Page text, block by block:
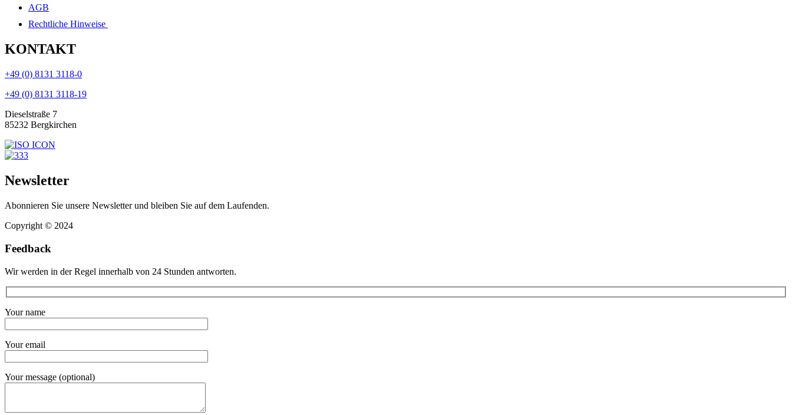
AGB
Rechtliche Hinweise
KONTAKT
+49 (0) 8131 3118-0
+49 (0) 8131 3118-19
Dieselstraße 7
85232 Bergkirchen
Newsletter
Abonnieren Sie unsere Newsletter und bleiben Sie auf dem Laufenden.
Copyright © 2024
Feedback
Wir werden in der Regel innerhalb von 24 Stunden antworten.
Your name
Your email
Your message (optional)